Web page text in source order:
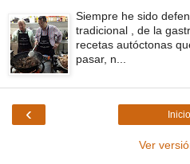
Siempre he sido
tradicional , de la
recetas autóctonas
pasar, n...
‹ Inicio
Ver